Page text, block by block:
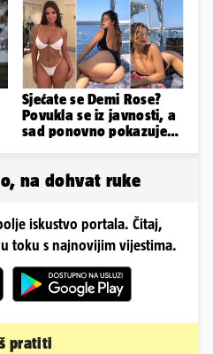
oprašta
Sjećate se Demi Rose?
Povukla se iz javnosti, a
sad ponovno pokazuje
na dohvat ruke
iskustvo portala. Čitaj,
toku s najnovijim vijestima.
pratiti